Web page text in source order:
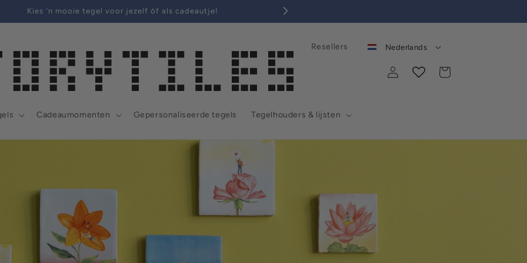
Welkom in onze tegelwinkel
Cadeaumomenten Gepersonaliseerde tegels Tegelhouders & lijsten
Resellers Nederlands
Inloggen Winkelwagen
is er!